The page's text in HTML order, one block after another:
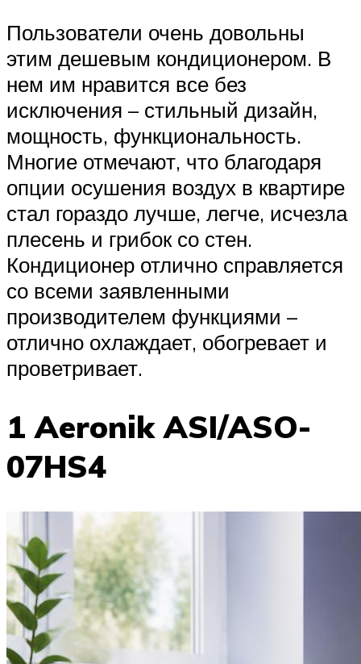
Пользователи очень довольны
этим дешевым кондиционером. В
нем им нравится все без
исключения – стильный дизайн,
мощность, функциональность.
Многие отмечают, что благодаря
опции осушения воздух в квартире
стал гораздо лучше, легче, исчезла
плесень и грибок со стен.
Кондиционер отлично справляется
со всеми заявленными
производителем функциями –
отлично охлаждает, обогревает и
проветривает.
1 Aeronik ASI/ASO-
07HS4